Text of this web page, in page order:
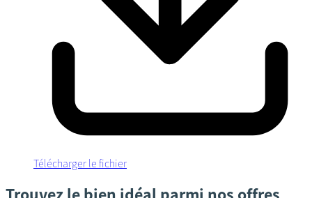
Télécharger le fichier